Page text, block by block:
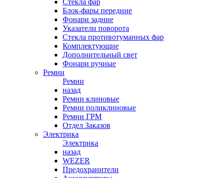
Стекла фар
Блок-фары передние
Фонари задние
Указатели поворота
Стекла противотуманных фар
Комплектующие
Дополнительный свет
Фонари ручные
Ремни
Ремни
назад
Ремни клиновые
Ремни поликлиновые
Ремни ГРМ
Отдел Заказов
Электрика
Электрика
назад
WEZER
Предохранители